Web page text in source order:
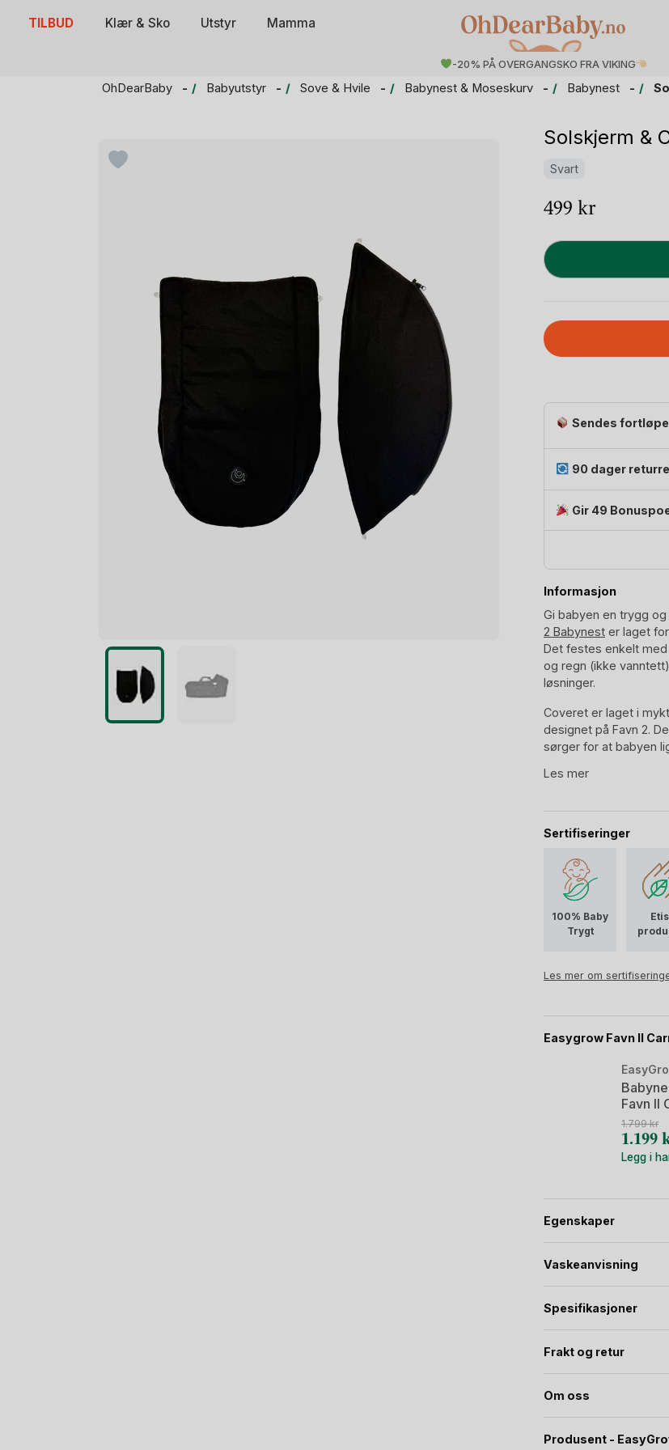
TILBUD Klær & Sko Utstyr Mamma
-20% PÅ OVERGANGSKO FRA VIKING
OhDearBaby Babyutstyr Sove & Hvile Babynest & Moseskurv Babynest
Solskjerm &
Svart
499 kr
Solskjerm
&
Favn
II
Sendes
90 dager
Gir 49
Informasjon
Gi babyen en trygg
2 Babynest er laget
Det festes enkelt
og regn (ikke
løsninger.
Coveret er laget i
designet på Favn 2.
sørger for at babyen
trilletur litt enklere.
Les mer
Sertifiseringer
100% Baby
Trygt
Les mer om
Easygrow Favn II
Favn II
1.799kr
pris
var:
1.199
pris
er:
Legg i
Egenskaper
Vaskeanvisning
Spesifikasjoner
Frakt og retur
Om oss
Produsent -